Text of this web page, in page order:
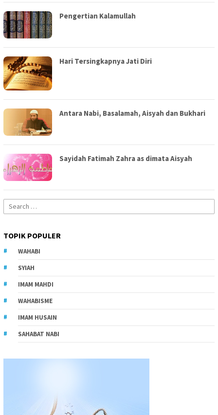
Pengertian Kalamullah
Hari Tersingkapnya Jati Diri
Antara Nabi, Basalamah, Aisyah dan Bukhari
Sayidah Fatimah Zahra as dimata Aisyah
Search
for:
TOPIK POPULER
WAHABI
SYIAH
IMAM MAHDI
WAHABISME
IMAM HUSAIN
SAHABAT NABI